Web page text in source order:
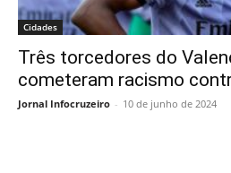
Cidades
Três torcedores do
cometeram racismo
Jornal Infocruzeiro - 10 de junho de 2024